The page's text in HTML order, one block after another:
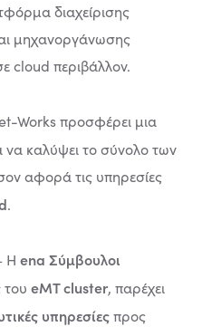
διαχείρισης
μηχανοργάνωσης
cloud περιβάλλον.
Works προσφέρει μια
να καλύψει το σύνολο των
αφορά τις υπηρεσίες
.
Η ena Σύμβουλοι
του eMT cluster, παρέχει
υπηρεσίεςπρος